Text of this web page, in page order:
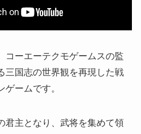
コーエーテクモゲームスの監
三国志の世界観を再現した戦
ームです。
君主となり、武将を集めて領